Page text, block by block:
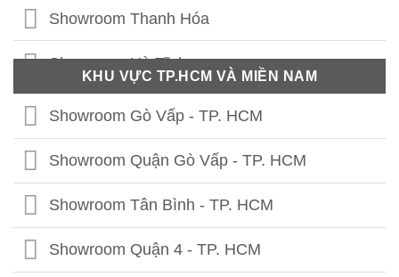
Showroom Vĩnh Phúc
Showroom Thái Nguyên
Showroom Phú Thọ
Showroom Tuyên Quang
Showroom Hà Giang
Showroom Cao Bằng
Showroom Thanh Hóa
Showroom Hà Tĩnh
Showroom Quảng Bình
Showroom Quảng Trị
Showroom Thừa Thiên Huế
Showroom Quảng Nam
KHU VỰC TP.HCM VÀ MIỀN NAM
Showroom Gò Vấp - TP. HCM
Showroom Quận Gò Vấp - TP. HCM
Showroom Tân Bình - TP. HCM
Showroom Quận 4 - TP. HCM